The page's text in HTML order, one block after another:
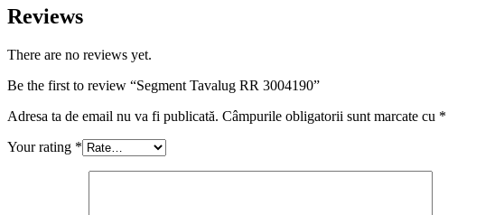
Reviews
There are no reviews yet.
Be the first to review “Segment Tavalug RR 3004190”
Adresa ta de email nu va fi publicată. Câmpurile obligatorii sunt marcate cu *
Your rating *